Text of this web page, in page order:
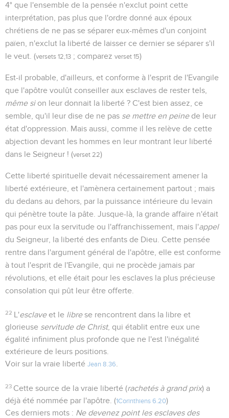
4° que l'ensemble de la pensée n'exclut point cette
interprétation, pas plus que l'ordre donné aux époux
chrétiens de ne pas se séparer eux-mêmes d'un conjoint
païen, n'exclut la liberté de laisser ce dernier se séparer s'il
le veut. (versets 12,13 ; comparez verset 15)
Est-il probable, d'ailleurs, et conforme à l'esprit de l'Evangile
que l'apôtre voulût conseiller aux esclaves de rester tels,
même sion leur donnait la liberté ? C'est bien assez, ce
semble, qu'il leur dise de ne pas se mettre en peinede leur
état d'oppression. Mais aussi, comme il les relève de cette
abjection devant les hommes en leur montrant leur liberté
dans le Seigneur ! (verset 22)
Cette liberté spirituelle devait nécessairement amener la
liberté extérieure, et l'amènera certainement partout ; mais
du dedans au dehors, par la puissance intérieure du levain
qui pénètre toute la pâte. Jusque-là, la grande affaire n'était
pas pour eux la servitude ou l'affranchissement, mais l'appel
du Seigneur, la liberté des enfants de Dieu. Cette pensée
rentre dans l'argument général de l'apôtre, elle est conforme
à tout l'esprit de l'Evangile, qui ne procède jamais par
révolutions, et elle était pour les esclaves la plus précieuse
consolation qui pût leur être offerte.
22 L'esclaveet le librese rencontrent dans la libre et
glorieuse servitude de Christ, qui établit entre eux une
égalité infiniment plus profonde que ne l'est l'inégalité
extérieure de leurs positions.
Voir sur la vraie liberté Jean 8.36
23 Cette source de la vraie liberté (rachetés à grand prix) a
déjà été nommée par l'apôtre. (1Corinthiens 6.20)
Ces derniers mots : Ne devenez point les esclaves des